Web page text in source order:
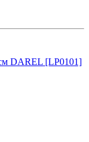
DAREL [LP0101]